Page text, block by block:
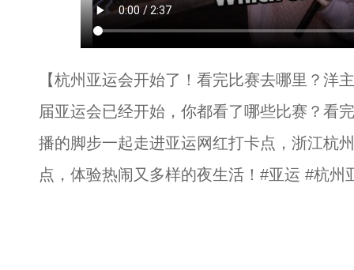
【杭州亚运会开始了！看完比赛去哪里？洋
届亚运会已经开始，你都看了哪些比赛？看
播的脚步一起走进亚运网红打卡点，浙江杭
点，体验热闹又多样的夜生活！#亚运 #杭州